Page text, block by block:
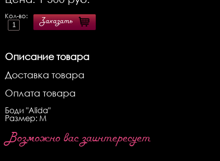
Кол-во:
Заказать
Описание товара
Доставка товара
Оплата товара
Боди "Alida"
Размер: M
Возможно вас заинтересует